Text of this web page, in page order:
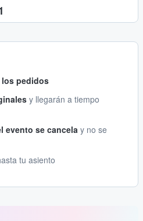
los pedidos
y llegarán a tiempo
evento se cancela y no se
tu asiento